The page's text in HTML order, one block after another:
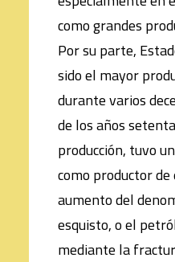
como grandes
Por su parte,
sido el mayor
durante varios
de los años
producción, tuvo
como productor de
aumento del
esquisto, o el
mediante la